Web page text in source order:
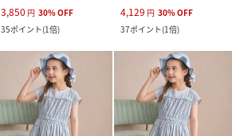
3,850 円 30%OFF
35ポイント(1倍)
4,129 円 30%OFF
37ポイント(1倍)